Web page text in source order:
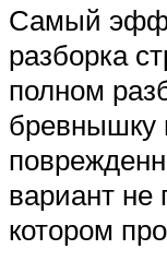
Самый
разборка
полном
бревнышку
вариант не
котором